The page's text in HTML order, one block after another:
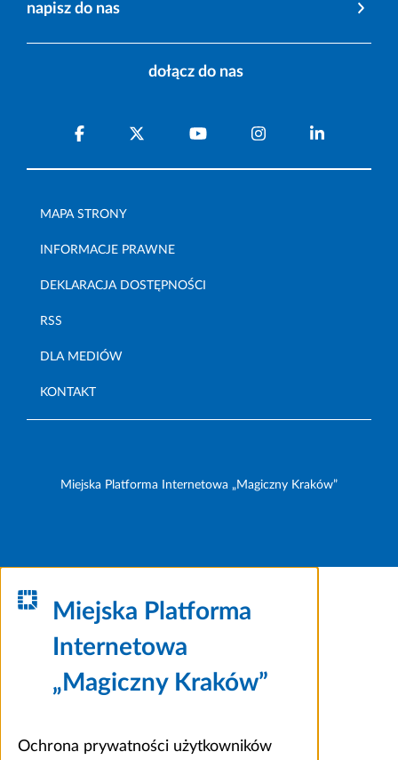
napisz do nas
dołącz do nas
MAPA STRONY
INFORMACJE PRAWNE
DEKLARACJA DOSTĘPNOŚCI
RSS
DLA MEDIÓW
KONTAKT
Miejska Platforma Internetowa „Magiczny Kraków”
Miejska Platforma
Internetowa
„Magiczny Kraków”
Ochrona prywatności użytkowników